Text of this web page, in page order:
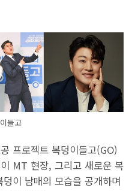
들고
프로젝트 복덩이들고(GO)
MT 현장, 그리고 새로운 복
이 남매의 모습을 공개하며